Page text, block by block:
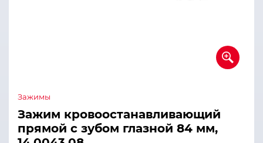
Зажимы
Зажим кровоостанавливающий
прямой с зубом глазной 84 мм,